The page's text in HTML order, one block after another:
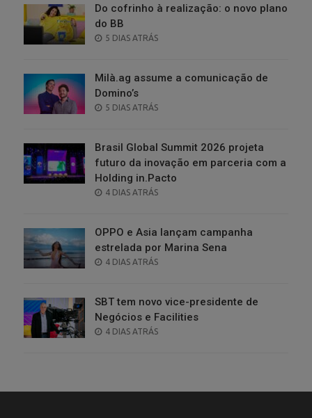
Do cofrinho à realização: o novo plano
do BB
POSTED
5 DIAS ATRÁS
Milà.ag assume a comunicação de
Domino’s
POSTED
5 DIAS ATRÁS
Brasil Global Summit 2026 projeta
futuro da inovação em parceria com a
Holding in.Pacto
POSTED
4 DIAS ATRÁS
OPPO e Asia lançam campanha
estrelada por Marina Sena
POSTED
4 DIAS ATRÁS
SBT tem novo vice-presidente de
Negócios e Facilities
POSTED
4 DIAS ATRÁS